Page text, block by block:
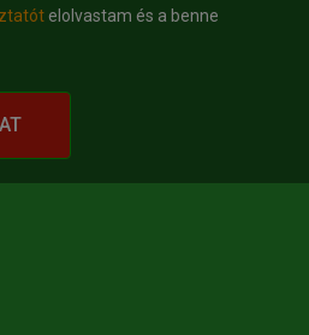
elolvastam és a benne